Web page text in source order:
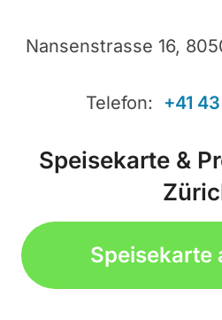
Nansenstrasse 16,
Telefon: +41
Speisekarte &
Speisekarte